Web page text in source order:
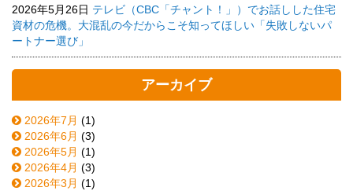
2026年5月26日 テレビ（CBC「チャント！」）でお話しした住宅
資材の危機。大混乱の今だからこそ知ってほしい「失敗しないパ
ートナー選び」
アーカイブ
2026年7月 (1)
2026年6月 (3)
2026年5月 (1)
2026年4月 (3)
2026年3月 (1)